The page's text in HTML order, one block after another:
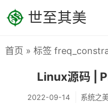
世至其美
系
首页 » 标签
Linux源码 |
2022-09-14 系统之